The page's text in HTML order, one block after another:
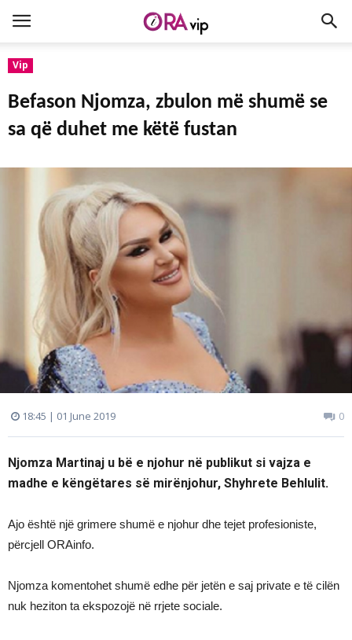
Vip
Befason Njomza, zbulon më shumë se
sa që duhet me këtë fustan
18:45 | 01 June 2019 0
Njomza Martinaj u bë e njohur në publikut si vajza e
madhe e këngëtares së mirënjohur, Shyhrete Behlulit.
Ajo është një grimere shumë e njohur dhe tejet profesioniste,
përcjell ORAinfo.
Njomza komentohet shumë edhe për jetën e saj private e të cilën
nuk heziton ta ekspozojë në rrjete sociale.